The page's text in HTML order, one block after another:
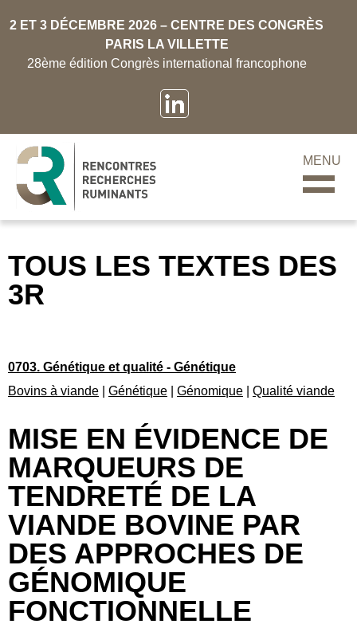
2 ET 3 DÉCEMBRE 2026 – CENTRE DES CONGRÈS
PARIS LA VILLETTE
28ème édition Congrès international francophone
MENU
TOUS LES TEXTES DES
3R
0703. Génétique et qualité - Génétique
Bovins à viande
Génétique Génomique Qualité viande
MISE EN ÉVIDENCE DE
MARQUEURS DE
TENDRETÉ DE LA
VIANDE BOVINE PAR
DES APPROCHES DE
GÉNOMIQUE
FONCTIONNELLE